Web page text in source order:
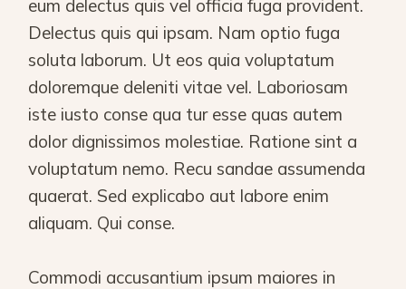
eum delectus quis vel officia fuga provident.
Delectus quis qui ipsam. Nam optio fuga
soluta laborum. Ut eos quia voluptatum
doloremque deleniti vitae vel. Laboriosam
iste iusto conse qua tur esse quas autem
dolor dignissimos molestiae. Ratione sint a
voluptatum nemo. Recu sandae assumenda
quaerat. Sed explicabo aut labore enim
aliquam. Qui conse.
Commodi accusantium ipsum maiores in